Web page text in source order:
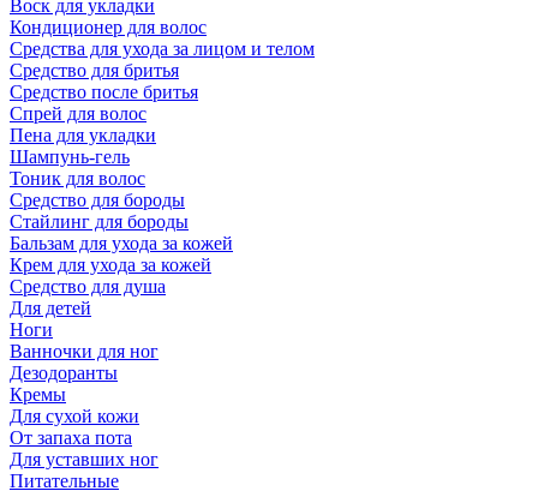
Воск для укладки
Кондиционер для волос
Средства для ухода за лицом и телом
Средство для бритья
Средство после бритья
Спрей для волос
Пена для укладки
Шампунь-гель
Тоник для волос
Средство для бороды
Стайлинг для бороды
Бальзам для ухода за кожей
Крем для ухода за кожей
Средство для душа
Для детей
Ноги
Ванночки для ног
Дезодоранты
Кремы
Для сухой кожи
От запаха пота
Для уставших ног
Питательные